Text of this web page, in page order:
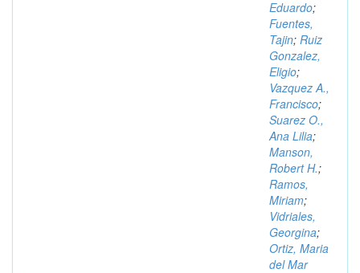
Eduardo;
Fuentes,
Tajin; Ruiz
Gonzalez,
Eligio;
Vazquez A.,
Francisco;
Suarez O.,
Ana Lilia;
Manson,
Robert H.;
Ramos,
Miriam;
Vidriales,
Georgina;
Ortiz, Maria
del Mar